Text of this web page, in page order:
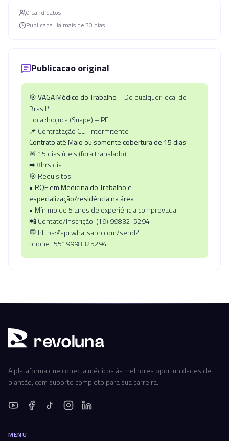
0 candidatos
Publicada Ha mais de 30 dias
Publicacao original
🎯VAGA Médico do Trabalho – De qualquer local do
Brasil*
Local:Ipojuca (Suape) – PE
📌 Contratação CLT intermitente
Contrato até Maio ou somente cobertura de 15 dias
🚨 15 dias úteis (fora translado)
➡ 8hrs dia
🎯 Requisitos:
• RQE em Medicina do Trabalho e
especialização/residência na área
• Mínimo de 5 anos de experiência comprovada
📲 Contato/Inscrição: (19) 99832-5294
💬 https://api.whatsapp.com/send?
phone=5519998325294
revoluna
A plataforma que conecta médicos às melhores oportunidades de
plantão, com suporte completo para sua carreira.
MENU